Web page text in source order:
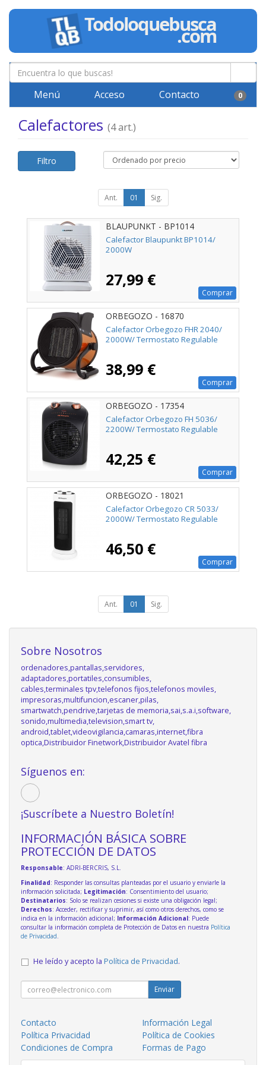
Menú Acceso Contacto 0
Calefactores (4 art.)
Filtro
Ant. 01 Sig.
BLAUPUNKT - BP1014
Calefactor Blaupunkt BP1014/
2000W
27,99 €
Comprar
ORBEGOZO - 16870
Calefactor Orbegozo FHR 2040/
2000W/ Termostato Regulable
38,99 €
Comprar
ORBEGOZO - 17354
Calefactor Orbegozo FH 5036/
2200W/ Termostato Regulable
42,25 €
Comprar
ORBEGOZO - 18021
Calefactor Orbegozo CR 5033/
2000W/ Termostato Regulable
46,50 €
Comprar
Ant. 01 Sig.
Sobre Nosotros
ordenadores,pantallas,servidores,
adaptadores,portatiles,consumibles,
cables,terminales tpv,telefonos fijos,telefonos moviles,
impresoras,multifuncion,escaner,pilas,
smartwatch,pendrive,tarjetas de memoria,sai,s.a.i,software,
sonido,multimedia,television,smart tv,
android,tablet,videovigilancia,camaras,internet,fibra
optica,Distribuidor Finetwork,Distribuidor Avatel fibra
Síguenos en:
¡Suscríbete a Nuestro Boletín!
INFORMACIÓN BÁSICA SOBRE
PROTECCIÓN DE DATOS
Responsable: ADRI-BERCRIS, S.L.
Finalidad: Responder las consultas planteadas por el usuario y enviarle la
información solicitada; Legitimación: Consentimiento del usuario;
Destinatarios: Solo se realizan cesiones si existe una obligación legal;
Derechos: Acceder, rectificar y suprimir, así como otros derechos, como se
indica en la información adicional; Información Adicional: Puede
consultar la información completa de Protección de Datos en nuestra Política
de Privacidad.
He leído y acepto la Política de Privacidad.
Enviar
Contacto
Información Legal
Política Privacidad
Política de Cookies
Condiciones de Compra
Formas de Pago